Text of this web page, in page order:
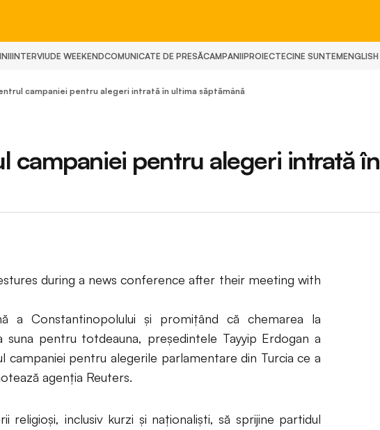
INTERVIUDE WEEKENDCOMUNICATE DE PRESĂCAMPANIIPROIECTECINE SUNTEMENGLISH
campaniei pentru alegeri intrată în ultima săptămână
campaniei pentru alegeri intrată în
a Constantinopolului și promițând că chemarea la
suna pentru totdeauna, președintele Tayyip Erdogan a
campaniei pentru alegerile parlamentare din Turcia ce a
agenția Reuters.
religioși, inclusiv kurzi și naționaliști, să sprijine partidul